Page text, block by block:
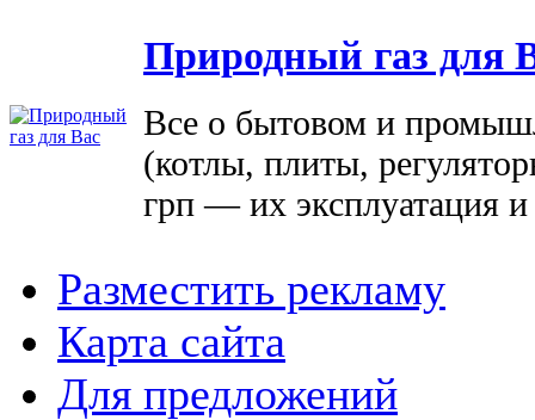
Природный газ для
Все о бытовом и
(котлы, плиты,
грп — их эксплуатация
Разместить рекламу
Карта сайта
Для предложений